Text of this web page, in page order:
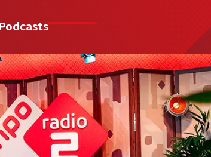
Podcasts